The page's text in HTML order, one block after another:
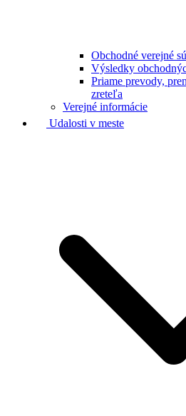
Obchodné verejné
Výsledky
Priame prevody,
zreteľa
Verejné informácie
Udalosti v meste